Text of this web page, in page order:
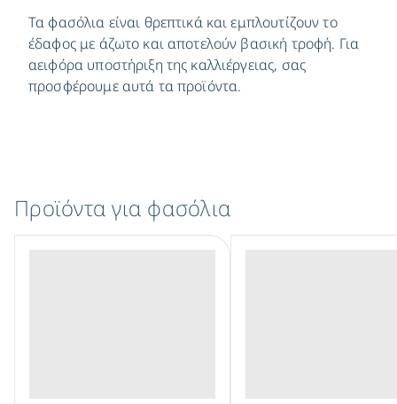
Τα φασόλια είναι θρεπτικά και εμπλουτίζουν το
έδαφος με άζωτο και αποτελούν βασική τροφή. Για
αειφόρα υποστήριξη της καλλιέργειας, σας
προσφέρουμε αυτά τα προϊόντα.
Προϊόντα για φασόλια